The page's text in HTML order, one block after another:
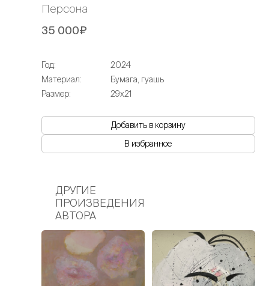
Персона
35 000₽
Год:
2024
Материал:
Бумага, гуашь
Размер:
29х21
Добавить в корзину
В избранное
ДРУГИЕ
ПРОИЗВЕДЕНИЯ
АВТОРА